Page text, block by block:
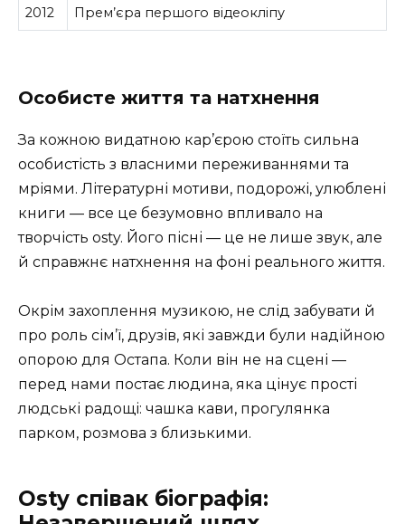
2012 Прем’єра першого відеокліпу
Особисте життя та натхнення
За кожною видатною кар’єрою стоїть сильна
особистість з власними переживаннями та
мріями. Літературні мотиви, подорожі, улюблені
книги — все це безумовно впливало на
творчість osty. Його пісні — це не лише звук, але
й справжнє натхнення на фоні реального життя.
Окрім захоплення музикою, не слід забувати й
про роль сім’ї, друзів, які завжди були надійною
опорою для Остапа. Коли він не на сцені —
перед нами постає людина, яка цінує прості
людські радощі: чашка кави, прогулянка
парком, розмова з близькими.
Osty співак біографія: